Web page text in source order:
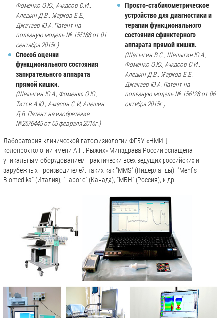
Фоменко О.Ю., Ачкасов С.И.,
Алешин Д.В., Жарков Е.Е.,
Джанаев Ю.А. Патент на
полезную модель № 155188 от 01
сентября 2015г.)
Способ оценки
функционального состояния
запирательного аппарата
прямой кишки.
(Шелыгин Ю.А., Фоменко О.Ю.,
Титов А.Ю., Ачкасов С.И, Алешин
Д.В. Патент на изобретение
№2576445 от 05 февраля 2016г.)
Прокто-стабилометрическое
устройство для диагностики и
терапии функционального
состояния сфинктерного
аппарата прямой кишки.
(Шалыгин В.С., Шелыгин Ю.А.,
Фоменко О.Ю., Ачкасов С.И.,
Алешин Д.В., Жарков Е.Е.,
Джанаев Ю.А. Патент на
полезную модель № 156128 от 06
октября 2015г.)
Лаборатория клинической патофизиологии ФГБУ «НМИЦ
колопроктологии имени А.Н. Рыжих» Минздрава России оснащена
уникальным оборудованием практически всех ведущих российских и
зарубежных производителей, таких как "MMS" (Нидерланды), "Menfis
Biomedika" (Италия), "Laborie" (Канада), "МБН" (Россия), и др.